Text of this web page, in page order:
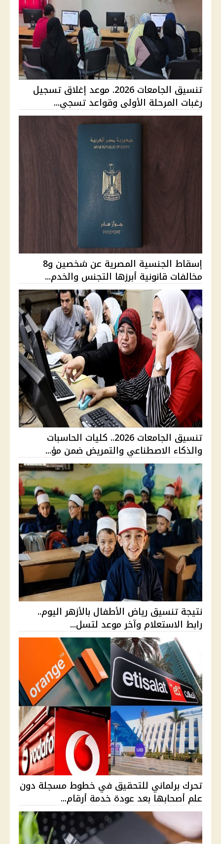
تنسيق الجامعات 2026. موعد إغلاق تسجيل
رغبات المرحلة الأولى وقواعد تسجي...
إسقاط الجنسية المصرية عن شخصين و8
مخالفات قانونية أبرزها التجنس والخدم...
تنسيق الجامعات 2026.. كليات الحاسبات
والذكاء الاصطناعي والتمريض ضمن مؤ...
نتيجة تنسيق رياض الأطفال بالأزهر اليوم..
رابط الاستعلام وآخر موعد لتسل...
تحرك برلماني للتحقيق في خطوط مسجلة دون
علم أصحابها بعد عودة خدمة أرقام...